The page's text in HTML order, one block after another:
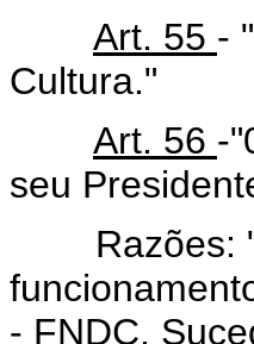
Art. 55 -
Cultura."
Art. 56 -
seu
Razões:
- FNDC.